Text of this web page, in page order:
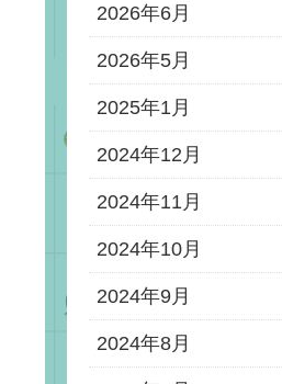
2026年6月
2026年5月
2025年1月
2024年12月
2024年11月
2024年10月
2024年9月
2024年8月